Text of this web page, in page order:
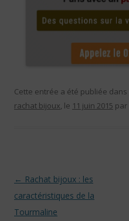
Cette entrée a été publiée dans
rachat bijoux, le 11 juin 2015 par
Navigation des articles
← Rachat bijoux : les
caractéristiques de la
Tourmaline